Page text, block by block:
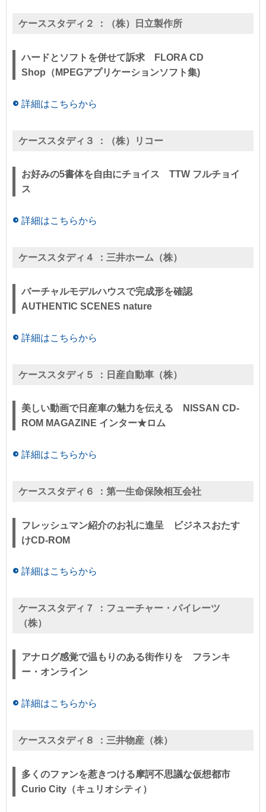
ケーススタディ２ ： （株）日立製作所
ハードとソフトを併せて訴求 FLORA CD
Shop（MPEGアプリケーションソフト集)
詳細はこちらから
ケーススタディ３ ： （株）リコー
お好みの5書体を自由にチョイス TTW フルチョイ
ス
詳細はこちらから
ケーススタディ４ ： 三井ホーム（株）
バーチャルモデルハウスで完成形を確認
AUTHENTIC SCENES nature
詳細はこちらから
ケーススタディ５ ： 日産自動車（株）
美しい動画で日産車の魅力を伝える NISSAN CD-
ROM MAGAZINE インター★ロム
詳細はこちらから
ケーススタディ６ ： 第一生命保険相互会社
フレッシュマン紹介のお礼に進呈 ビジネスおたす
けCD-ROM
詳細はこちらから
ケーススタディ７ ： フューチャー・パイレーツ
（株）
アナログ感覚で温もりのある街作りを フランキ
ー・オンライン
詳細はこちらから
ケーススタディ８ ： 三井物産（株）
多くのファンを惹きつける摩訶不思議な仮想都市
Curio City（キュリオシティ）